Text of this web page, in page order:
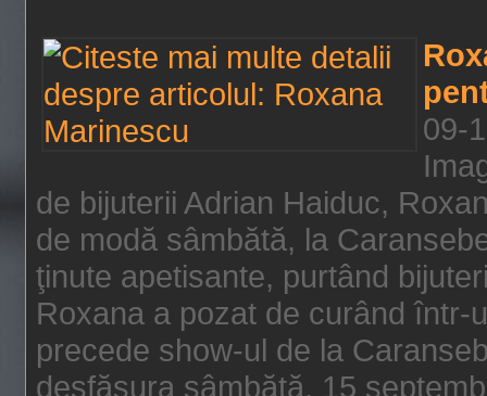
09-
de bijuterii Adrian Haiduc,
de modă sâmbătă, la
ţinute apetisante, purtând
Roxana a pozat de curând
precede show-ul de la
desfăşura sâmbătă, 15